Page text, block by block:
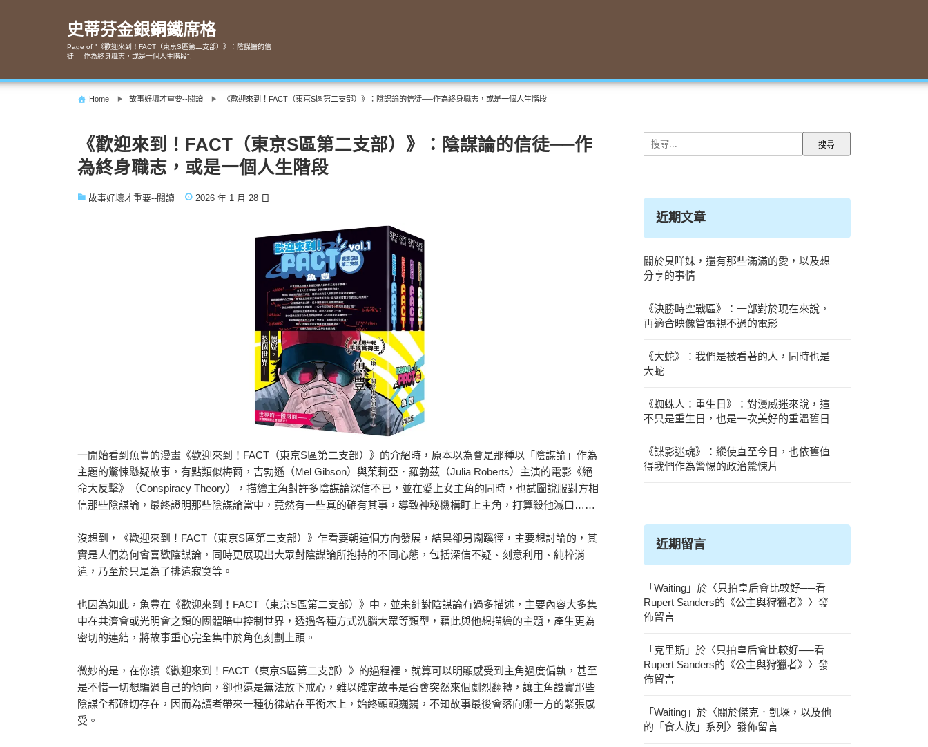
史蒂芬金銀銅鐵席格
Page of "《歡迎來到！FACT（東京S區第二支部）》：陰謀論的信
徒──作為終身職志，或是一個人生階段".
Home 故事好壞才重要--閱讀 《歡迎來到！FACT（東京S區第二支部）》：陰謀論的信徒──作為終身職志，或是一個人生階段
《歡迎來到！FACT（東京S區第二支部）》：陰謀論的信徒──作
為終身職志，或是一個人生階段
故事好壞才重要--閱讀 2026 年 1 月 28 日
一開始看到魚豊的漫畫《歡迎來到！FACT（東京S區第二支部）》的介紹時，原本以為會是那種以「陰謀論」作為
主題的驚悚懸疑故事，有點類似梅爾，吉勃遜（Mel Gibson）與茱莉亞．羅勃茲（Julia Roberts）主演的電影《絕
命大反擊》（Conspiracy Theory），描繪主角對許多陰謀論深信不已，並在愛上女主角的同時，也試圖說服對方相
信那些陰謀論，最終證明那些陰謀論當中，竟然有一些真的確有其事，導致神秘機構盯上主角，打算殺他滅口……
沒想到，《歡迎來到！FACT（東京S區第二支部）》乍看要朝這個方向發展，結果卻另闢蹊徑，主要想討論的，其
實是人們為何會喜歡陰謀論，同時更展現出大眾對陰謀論所抱持的不同心態，包括深信不疑、刻意利用、純粹消
遣，乃至於只是為了排遣寂寞等。
也因為如此，魚豊在《歡迎來到！FACT（東京S區第二支部）》中，並未針對陰謀論有過多描述，主要內容大多集
中在共濟會或光明會之類的團體暗中控制世界，透過各種方式洗腦大眾等類型，藉此與他想描繪的主題，產生更為
密切的連結，將故事重心完全集中於角色刻劃上頭。
微妙的是，在你讀《歡迎來到！FACT（東京S區第二支部）》的過程裡，就算可以明顯感受到主角過度偏執，甚至
是不惜一切想騙過自己的傾向，卻也還是無法放下戒心，難以確定故事是否會突然來個劇烈翻轉，讓主角證實那些
陰謀全都確切存在，因而為讀者帶來一種彷彿站在平衡木上，始終顫顫巍巍，不知故事最後會落向哪一方的緊張感
受。
搜
尋
字:
近期文章
關於臭咩妹，還有那些滿滿的愛，以及想
分享的事情
《決勝時空戰區》：一部對於現在來說，
再適合映像管電視不過的電影
《大蛇》：我們是被看著的人，同時也是
大蛇
《蜘蛛人：重生日》：對漫威迷來說，這
不只是重生日，也是一次美好的重溫舊日
《諜影迷魂》：縱使直至今日，也依舊值
得我們作為警惕的政治驚悚片
近期留言
「 Waiting 」於〈只拍皇后會比較好──看
Rupert Sanders的《公主與狩獵者》 〉發
佈留言
「 克里斯 」於〈只拍皇后會比較好──看
Rupert Sanders的《公主與狩獵者》 〉發
佈留言
「 Waiting 」於〈關於傑克．凱堔，以及他
的「食人族」系列 〉發佈留言